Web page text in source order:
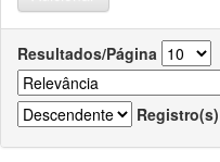
Resultados/Página
Registro(s)